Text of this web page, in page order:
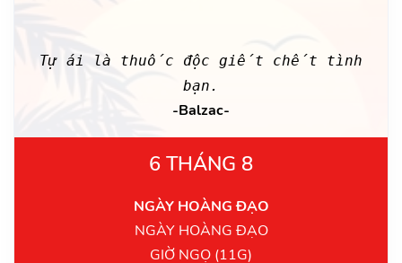
Tự ái là thuốc độc giết chết tình
bạn.
-Balzac-
6 THÁNG 8
NGÀY HOÀNG ĐẠO
NGÀY HOÀNG ĐẠO
GIỜ NGỌ (11G)